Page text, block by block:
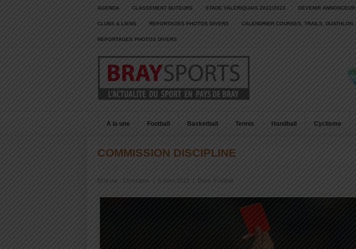
AGENDA CLASSEMENT BUTEURS STADE VALERIQUAIS 2022/2023 DEVENIR ANNONCEUR
CLUBS & LIENS REPORTAGES PHOTOS DIVERS CALENDRIER COURSES, TRAILS, DUATHLON…
REPORTAGES PHOTOS DIVERS
A la une Football Basketball Tennis Handball Cyclisme
COMMISSION DISCIPLINE
Écrit par : Christophe 5 mars 2013 Dans : Football